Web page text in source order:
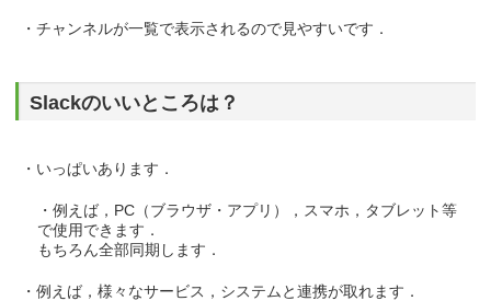
・チャンネルが一覧で表示されるので見やすいです．
Slackのいいところは？
・いっぱいあります．
・例えば，PC（ブラウザ・アプリ），スマホ，タブレット等
で使用できます．
もちろん全部同期します．
・例えば，様々なサービス，システムと連携が取れます．